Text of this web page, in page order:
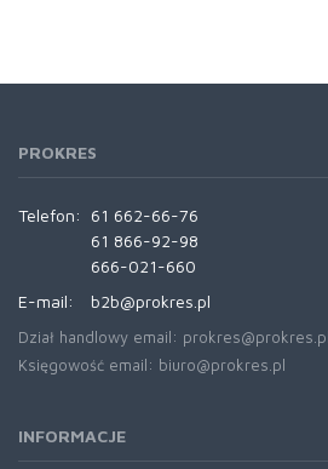
PROKRES
Telefon:
61 662-66-76
61 866-92-98
666-021-660
E-mail:
b2b@prokres.pl
Dział handlowy email: prokres@prokres.pl
Księgowość email: biuro@prokres.pl
INFORMACJE